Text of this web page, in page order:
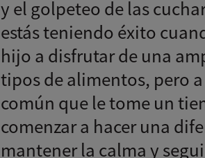
y el golpeteo de las
estás teniendo éxito
hijo a disfrutar de una
tipos de alimentos, pero
común que le tome un
comenzar a hacer una
mantener la calma y